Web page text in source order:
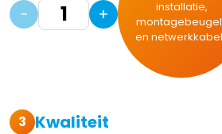
− +
installatie,
en
3 Kwaliteit